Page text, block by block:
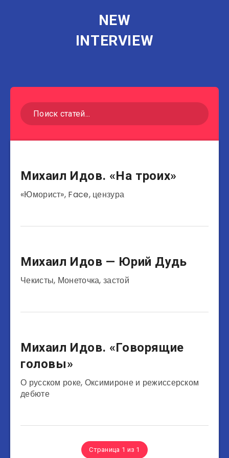
NEW
INTERVIEW
Режиссёры
Михаил Идов. «На троих»
«Юморист», Face, цензура
Режиссёры
Михаил Идов — Юрий Дудь
Чекисты, Монеточка, застой
Журналисты Режиссёры
Михаил Идов. «Говорящие
головы»
О русском роке, Оксимироне и режиссерском
дебюте
Страница 1 из 1